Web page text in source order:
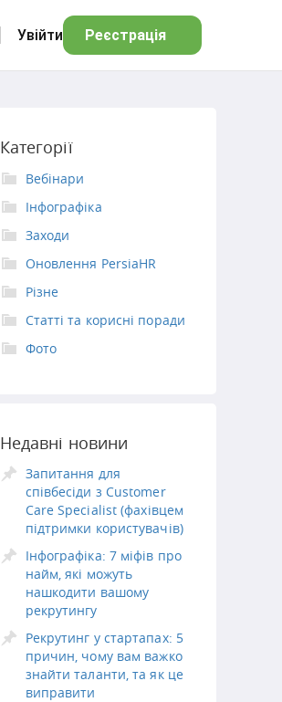
Увійти Реєстрація
Категорії
Вебінари
Інфографіка
Заходи
Оновлення PersiaHR
Різне
Статті та корисні поради
Фото
Недавні новини
Запитання для
співбесіди з Customer
Care Specialist (фахівцем
підтримки користувачів)
Інфографіка: 7 міфів про
найм, які можуть
нашкодити вашому
рекрутингу
Рекрутинг у стартапах: 5
причин, чому вам важко
знайти таланти, та як це
виправити